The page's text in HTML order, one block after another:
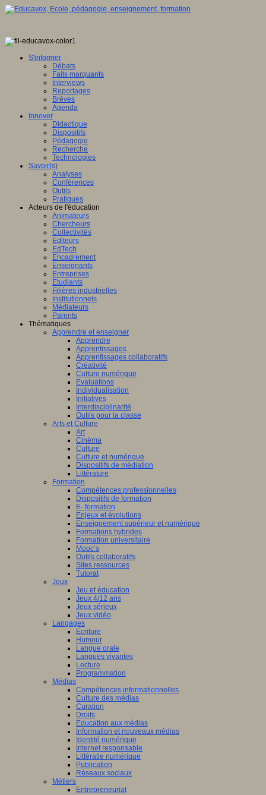
S'informer
Débats
Faits marquants
Interviews
Reportages
Brèves
Agenda
Innover
Didactique
Dispositifs
Pédagogie
Recherche
Technologies
Savoir(s)
Analyses
Conférences
Outils
Pratiques
Acteurs de l'éducation
Animateurs
Chercheurs
Collectivités
Editeurs
EdTech
Encadrement
Enseignants
Entreprises
Etudiants
Filières industrielles
Institutionnels
Médiateurs
Parents
Thématiques
Apprendre et enseigner
Apprendre
Apprentissages
Apprentissages collaboratifs
Créativité
Culture numérique
Evaluations
Individualisation
Initiatives
Interdisciplinarité
Outils pour la classe
Arts et Culture
Art
Cinéma
Culture
Culture et numérique
Dispositifs de médiation
Littérature
Formation
Compétences professionnelles
Dispositifs de formation
E- formation
Enjeux et évolutions
Enseignement supérieur et numérique
Formations hybrides
Formation universitaire
Mooc’s
Outils collaboratifs
Sites ressources
Tutorat
Jeux
Jeu et éducation
Jeux 4/12 ans
Jeux sérieux
Jeux vidéo
Langages
Ecriture
Humour
Langue orale
Langues vivantes
Lecture
Programmation
Médias
Compétences informationnelles
Culture des médias
Curation
Droits
Education aux médias
Information et nouveaux médias
Identité numérique
Internet responsable
Littératie numérique
Publication
Réseaux sociaux
Métiers
Entrepreneuriat